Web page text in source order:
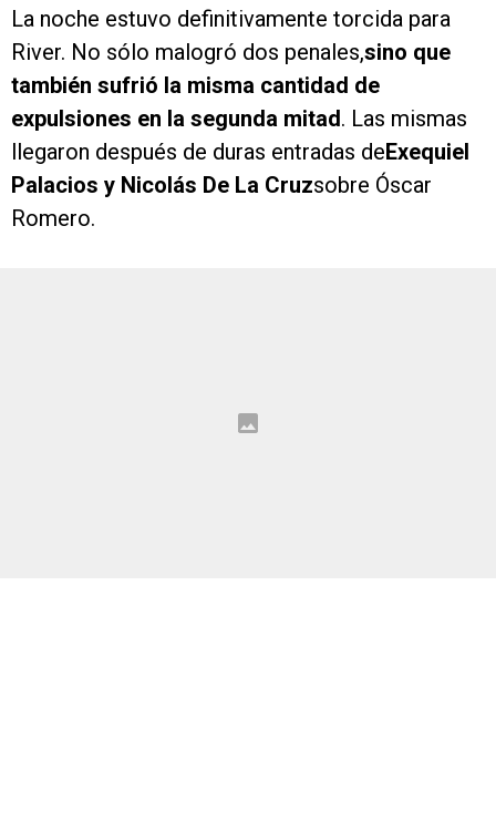
La noche estuvo definitivamente torcida para
River. No sólo malogró dos penales,sino que
también sufrió la misma cantidad de
expulsiones en la segunda mitad. Las mismas
llegaron después de duras entradas deExequiel
Palacios y Nicolás De La Cruzsobre Óscar
Romero.